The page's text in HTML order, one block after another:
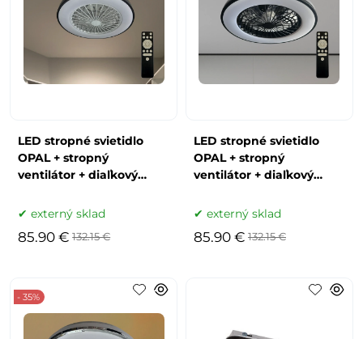
LED stropné svietidlo
OPAL + stropný
ventilátor + diaľkový
externý sklad
85.90 € 132.15 €
LED stropné svietidlo
OPAL + stropný
ventilátor + diaľkový
externý sklad
85.90 € 132.15 €
- 35%